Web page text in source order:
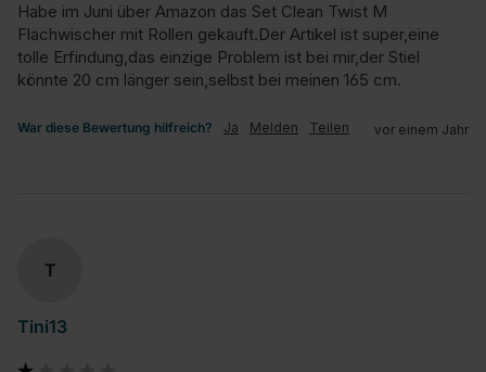
Habe im Juni über Amazon das Set Clean Twist M
Flachwischer mit Rollen gekauft.Der Artikel ist super,eine
tolle Erfindung,das einzige Problem ist bei mir,der Stiel
könnte 20 cm länger sein,selbst bei meinen 165 cm.
War diese Bewertung hilfreich? Ja Melden Teilen vor einem Jahr
T
Tini13